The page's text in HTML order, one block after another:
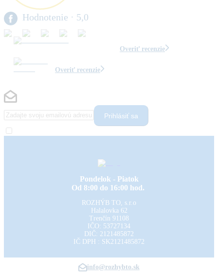
Hodnotenie · 5,0
Overiť recenzie
Overiť recenzie
Prihlásiť sa
Pondelok - Piatok
Od 8:00 do 16:00 hod.
ROZHÝB TO, s.r.o
Halalovka 62
Trenčín 91108
IČO: 53727134
DIČ: 2121485872
IČ DPH : SK2121485872
info@rozhybto.sk